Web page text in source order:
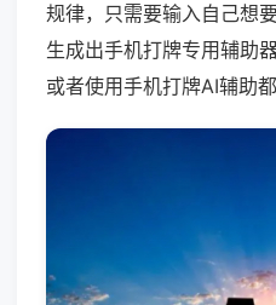
规律，只需要输入自己想
生成出手机打牌专用辅助
或者使用手机打牌AI辅助